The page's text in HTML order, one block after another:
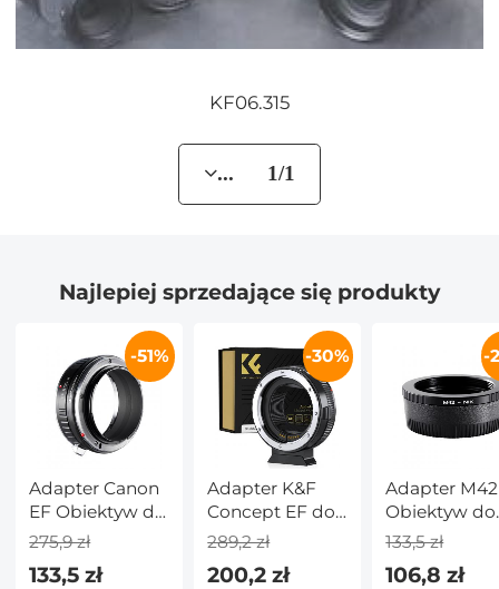
KF06.315
... 1/1
Najlepiej sprzedające się produkty
-51%
Adapter Canon
EF Obiektyw do
Canon EOS R
Aparat
275,9 zł
133,5 zł
-30%
Adapter K&F
Concept EF do
EOS R, adapter
mocowania
obiektywu z
289,2 zł
200,2 zł
-
Adapter M42
Obiektyw do
Nikon F
133,5 zł
106,8 zł